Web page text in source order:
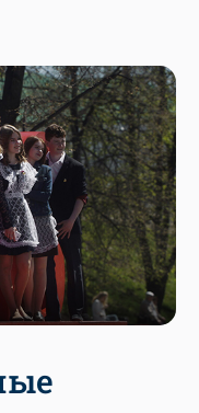
– память.
добра.
была!
час.
у вас!